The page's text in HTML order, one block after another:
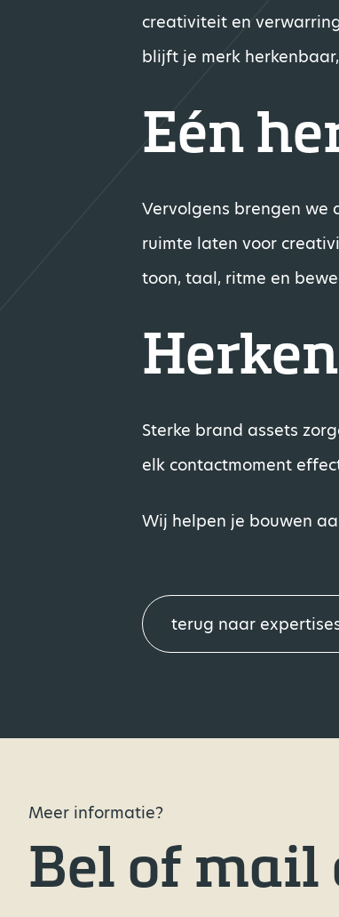
creativiteit en
blijft je merk
Eén
Vervolgens brengen we
ruimte laten voor
toon, taal, ritme en
Sterke brand assets
elk contactmoment
Wij helpen je bouwen
terug naar
Meer informatie?
Bel of mail